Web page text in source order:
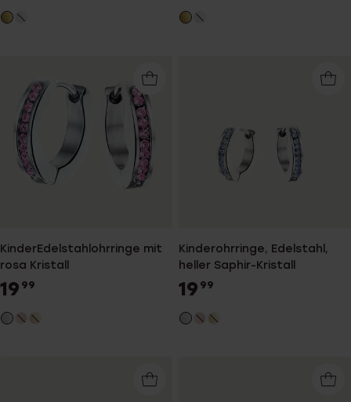
KinderEdelstahlohrringe mit
rosa Kristall
19 99
Kinderohrringe, Edelstahl,
heller Saphir-Kristall
19 99